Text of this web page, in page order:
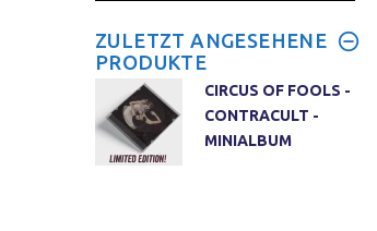
ZULETZT ANGESEHENE
PRODUKTE
CIRCUS OF FOOLS -
CONTRACULT -
MINIALBUM